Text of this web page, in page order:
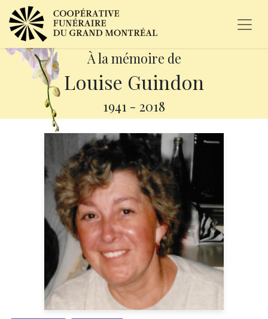
À la mémoire de
Louise Guindon
1941 - 2018